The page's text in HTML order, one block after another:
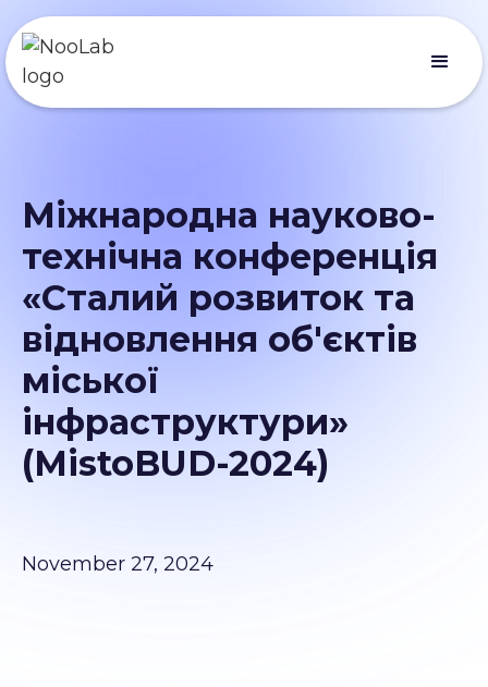
Міжнародна науково-
технічна конференція
«Сталий розвиток та
відновлення об'єктів
міської
інфраструктури»
(MistoBUD-2024)
November 27, 2024